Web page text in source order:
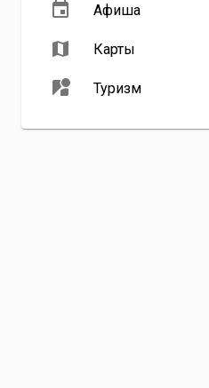
Афиша
Карты
Туризм